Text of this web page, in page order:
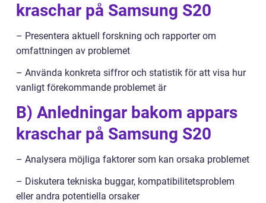
kraschar på Samsung S20
– Presentera aktuell forskning och rapporter om
omfattningen av problemet
– Använda konkreta siffror och statistik för att visa hur
vanligt förekommande problemet är
B) Anledningar bakom appars
kraschar på Samsung S20
– Analysera möjliga faktorer som kan orsaka problemet
– Diskutera tekniska buggar, kompatibilitetsproblem
eller andra potentiella orsaker